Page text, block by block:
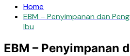
Home
EBM – Penyimpanan dan
Ibu
EBM – Penyimpanan